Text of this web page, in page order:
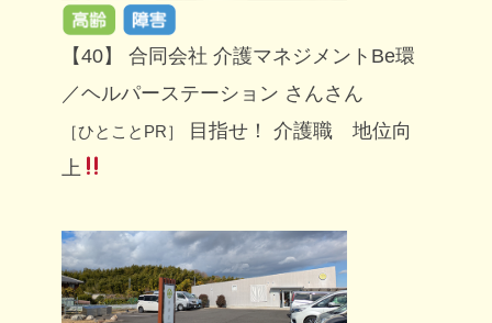
【40】 合同会社 介護マネジメントBe環
／ヘルパーステーション さんさん
［ひとことPR］
目指せ！ 介護職 地位向
上